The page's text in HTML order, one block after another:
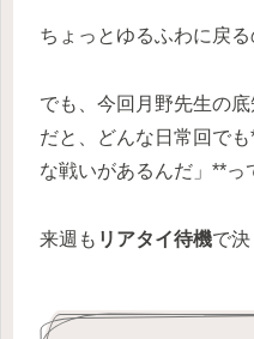
ちょっとゆるふわに戻る
でも、今回月野先生の
だと、どんな日常回で
な戦いがあるんだ」**っ
来週も リアタイ待機で決